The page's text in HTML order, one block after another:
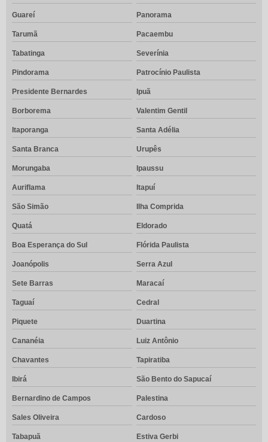
Guareí Panorama
Tarumã Pacaembu
Tabatinga Severínia
Pindorama Patrocínio Paulista
Presidente Bernardes Ipuã
Borborema Valentim Gentil
Itaporanga Santa Adélia
Santa Branca Urupês
Morungaba Ipaussu
Auriflama Itapuí
São Simão Ilha Comprida
Quatá Eldorado
Boa Esperança do Sul Flórida Paulista
Joanópolis Serra Azul
Sete Barras Maracaí
Taguaí Cedral
Piquete Duartina
Cananéia Luiz Antônio
Chavantes Tapiratiba
Ibirá São Bento do Sapucaí
Bernardino de Campos Palestina
Sales Oliveira Cardoso
Tabapuã Estiva Gerbi